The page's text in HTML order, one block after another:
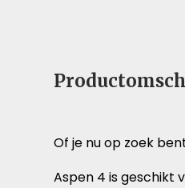
Of je nu op zoek
Aspen 4 is geschikt